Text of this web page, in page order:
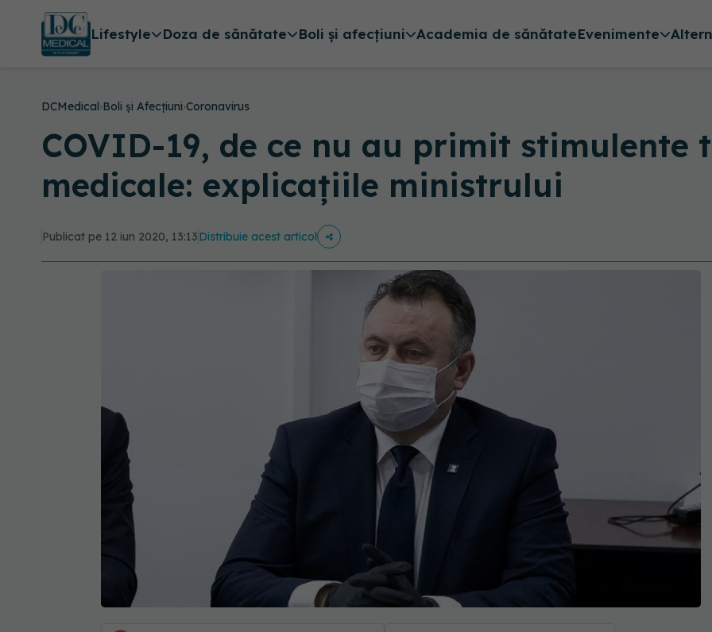
Lifestyle Doza de sănătate Boli și afecțiuni Academia de sănătateEvenimente
DCMedical›Boli și Afecțiuni›Coronavirus
COVID-19, de ce nu au primit stimulente
medicale: explicațiile ministrului
Publicat pe 12 iun 2020, 13:13Distribuie acest articol